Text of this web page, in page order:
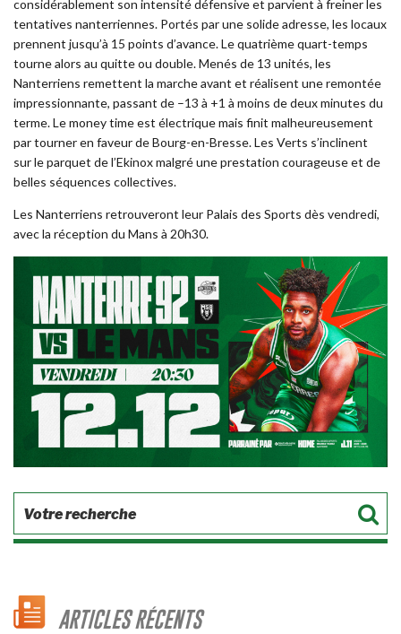
considérablement son intensité défensive et parvient à freiner les
tentatives nanterriennes. Portés par une solide adresse, les locaux
prennent jusqu’à 15 points d’avance. Le quatrième quart-temps
tourne alors au quitte ou double. Menés de 13 unités, les
Nanterriens remettent la marche avant et réalisent une remontée
impressionnante, passant de –13 à +1 à moins de deux minutes du
terme. Le money time est électrique mais finit malheureusement
par tourner en faveur de Bourg-en-Bresse. Les Verts s’inclinent
sur le parquet de l’Ekinox malgré une prestation courageuse et de
belles séquences collectives.
Les Nanterriens retrouveront leur Palais des Sports dès vendredi,
avec la réception du Mans à 20h30.
ARTICLES RÉCENTS